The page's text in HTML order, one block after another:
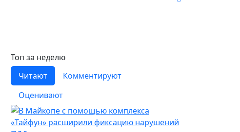
Топ за неделю
Читают
Комментируют
Оценивают